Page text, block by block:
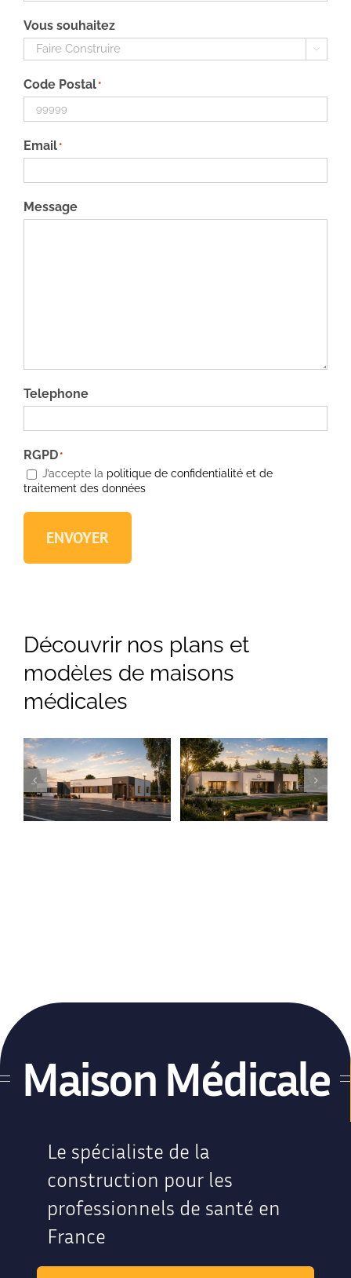
Vous souhaitez

Code Postal*
Email*
Message
Telephone
RGPD*
J’accepte la politique de confidentialité et de
traitement des données
ENVOYER
Découvrir nos plans et
modèles de maisons
médicales
Maison Médicale
Le spécialiste de la
construction pour les
professionnels de santé en
France